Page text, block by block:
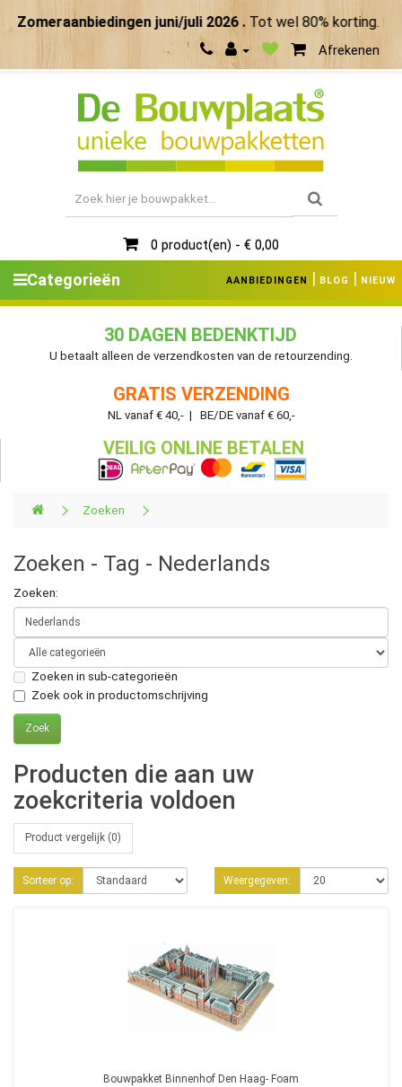
Zomeraanbiedingen juni/juli 2026 .Tot wel 80% korting.
Afrekenen
0 product(en) - € 0,00
Categorieën AANBIEDINGEN | BLOG | NIEUW
30 DAGEN BEDENKTIJD
U betaalt alleen de verzendkosten van de retourzending.
GRATIS VERZENDING
NL vanaf € 40,- | BE/DE vanaf € 60,-
VEILIG ONLINE BETALEN
Zoeken
Zoeken - Tag - Nederlands
Zoeken:
Zoeken in sub-categorieën
Zoek ook in productomschrijving
Producten die aan uw
zoekcriteria voldoen
Product vergelijk (0)
Sorteer op: Weergegeven:
Bouwpakket Binnenhof Den Haag- Foam